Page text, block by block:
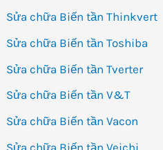
Sửa chữa Biến tần Thinkvert
Sửa chữa Biến tần Toshiba
Sửa chữa Biến tần Tverter
Sửa chữa Biến tần V&T
Sửa chữa Biến tần Vacon
Sửa chữa Biến tần Veichi